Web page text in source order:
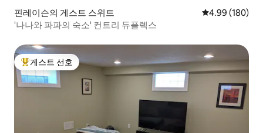
핀레이슨의 게스트 스위트 평점 4.99점(5
4.99 (180)
'나나와 파파의 숙소' 컨트리 듀플렉스
상위 게스트 선호
게스트 선호